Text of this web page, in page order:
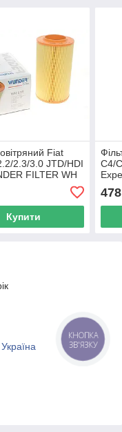
Fiat
2.3/3.0 JTD/HDI
FILTER WH
Купити
С4/
478
КНОПКА
ЗВ'ЯЗКУ